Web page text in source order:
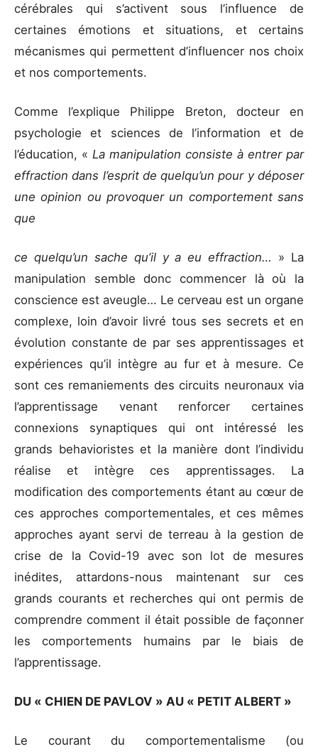
cérébrales qui s’activent sous l’influence de
certaines émotions et situations, et certains
mécanismes qui permettent d’influencer nos choix
et nos comportements.
Comme l’explique Philippe Breton, docteur en
psychologie et sciences de l’information et de
l’éducation, « La manipulation consiste à entrer par
effraction dans l’esprit de quelqu’un pour y déposer
une opinion ou provoquer un comportement sans
que
ce quelqu’un sache qu’il y a eu effraction… » La
manipulation semble donc commencer là où la
conscience est aveugle… Le cerveau est un organe
complexe, loin d’avoir livré tous ses secrets et en
évolution constante de par ses apprentissages et
expériences qu’il intègre au fur et à mesure. Ce
sont ces remaniements des circuits neuronaux via
l’apprentissage venant renforcer certaines
connexions synaptiques qui ont intéressé les
grands behavioristes et la manière dont l’individu
réalise et intègre ces apprentissages. La
modification des comportements étant au cœur de
ces approches comportementales, et ces mêmes
approches ayant servi de terreau à la gestion de
crise de la Covid-19 avec son lot de mesures
inédites, attardons-nous maintenant sur ces
grands courants et recherches qui ont permis de
comprendre comment il était possible de façonner
les comportements humains par le biais de
l’apprentissage.
DU « CHIEN DE PAVLOV » AU « PETIT ALBERT »
Le courant du comportementalisme (ou